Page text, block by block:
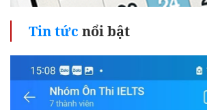
Tin tức nổi bật